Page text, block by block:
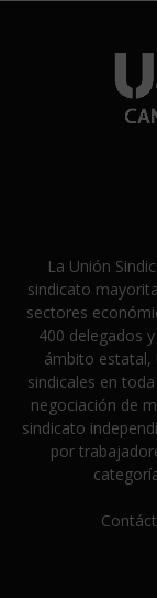
La Unión
sindicato
sectores
400 delegados
ámbito estatal,
sindicales en
negociación de
sindicato
por